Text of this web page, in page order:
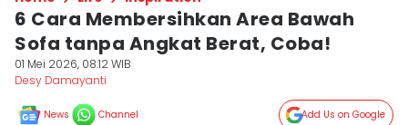
6 Cara Membersihkan Area Bawah
Sofa tanpa Angkat Berat, Coba!
01 Mei 2026, 08:12 WIB
Desy Damayanti
News Channel Add Us on Google